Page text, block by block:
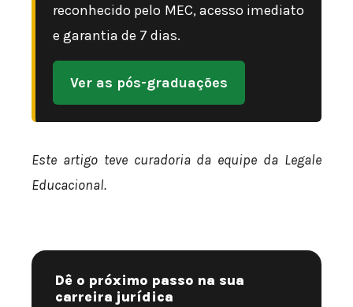
reconhecido pelo MEC, acesso imediato
e garantia de 7 dias.
Ver as pós-graduações
Este artigo teve curadoria da equipe da Legale
Educacional.
Dê o próximo passo na sua
carreira jurídica